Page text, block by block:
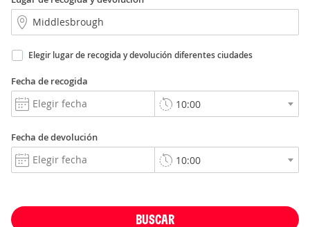
Elegir lugar de recogida y devolución diferentes ciudades
Fecha de recogida
Fecha de devolución
BUSCAR